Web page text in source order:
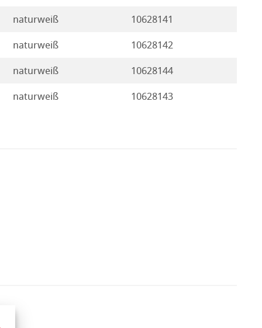
naturweiß 10628141
naturweiß 10628142
naturweiß 10628144
naturweiß 10628143